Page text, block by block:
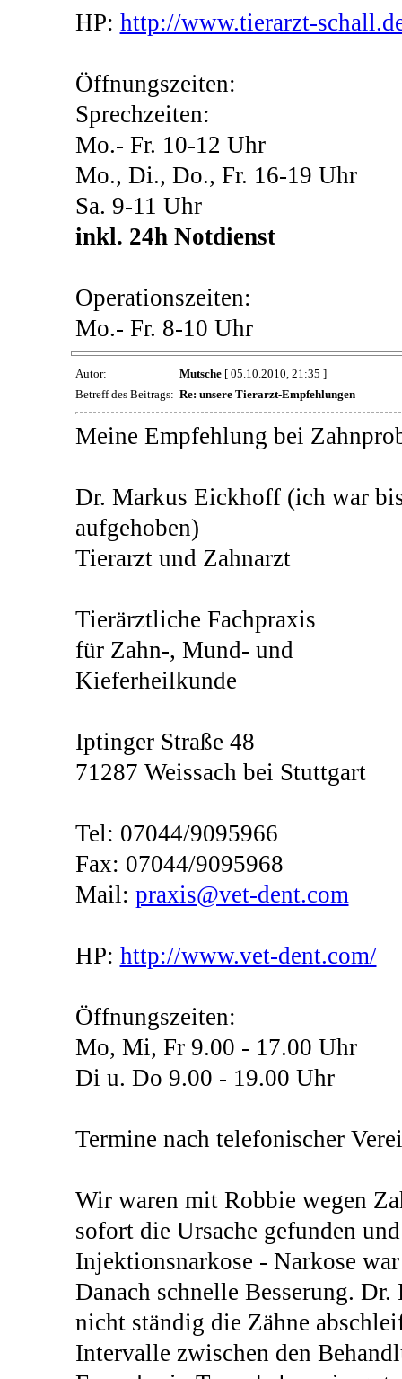
HP: http://www.tierarzt-
Öffnungszeiten:
Sprechzeiten:
Mo.- Fr. 10-12 Uhr
Mo., Di., Do., Fr. 16-19 Uhr
Sa. 9-11 Uhr
inkl. 24h Notdienst
Operationszeiten:
Mo.- Fr. 8-10 Uhr
Autor: Mutsche[ 05.10.2010, 21:35 ]
Betreff des Beitrags: Re: unsere Tierarzt-Empfehlungen
Meine Empfehlung bei
Dr. Markus Eickhoff (ich war
aufgehoben)
Tierarzt und Zahnarzt
Tierärztliche Fachpraxis
für Zahn-, Mund- und
Kieferheilkunde
Iptinger Straße 48
71287 Weissach bei Stuttgart
Tel: 07044/9095966
Fax: 07044/9095968
Mail: praxis@vet-dent.com
HP: http://www.vet-dent.com/
Öffnungszeiten:
Mo, Mi, Fr 9.00 - 17.00 Uhr
Di u. Do 9.00 - 19.00 Uhr
Termine nach telefonischer
Wir waren mit Robbie wegen
sofort die Ursache gefunden
Injektionsnarkose - Narkose
Danach schnelle Besserung.
nicht ständig die Zähne
Intervalle zwischen den